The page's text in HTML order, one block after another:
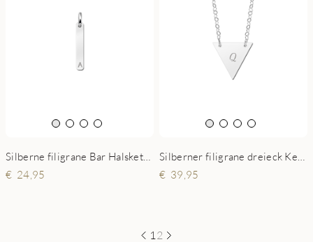
24,95
39,95
1 2